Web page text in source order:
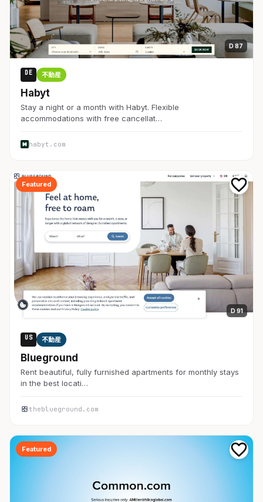
D 87
DE 不動産
Habyt
Stay a night or a month with Habyt. Flexible
accommodations with free cancellat…
habyt.com
Featured
D 91
US 不動産
Blueground
Rent beautiful, fully furnished apartments for monthly stays
in the best locati…
theblueground.com
Featured